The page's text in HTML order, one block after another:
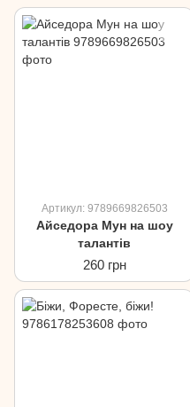
Артикул: 9789669826503
Айседора Мун на шоу
талантів
260 грн